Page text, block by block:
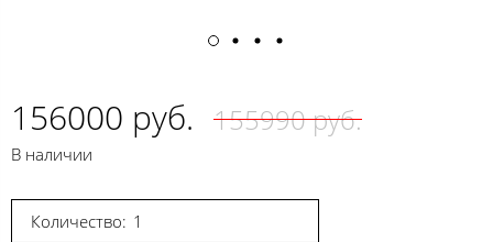
156000 руб. 155990 руб.
В наличии
Количество: